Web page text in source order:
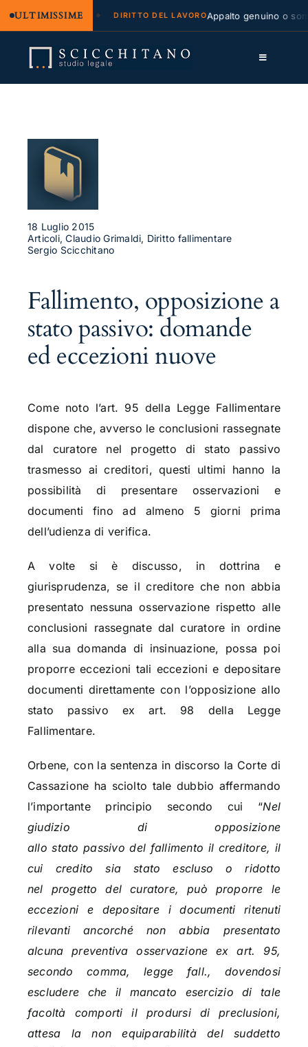
ULTIMISSIME
e regresso DIRITTO DEL LAVOROAppalto genuino o
contenuto
Toggle
Approfondimenti
Contatti
18 Luglio 2015
Articoli, Claudio Grimaldi, Diritto fallimentare
Sergio Scicchitano
Fallimento, opposizione a
stato passivo: domande
ed eccezioni nuove
Come noto l’art. 95 della Legge Fallimentare
dispone che, avverso le conclusioni rassegnate
dal curatore nel progetto di stato passivo
trasmesso ai creditori, questi ultimi hanno la
possibilità di presentare osservazioni e
documenti fino ad almeno 5 giorni prima
dell’udienza di verifica.
A volte si è discusso, in dottrina e
giurisprudenza, se il creditore che non abbia
presentato nessuna osservazione rispetto alle
conclusioni rassegnate dal curatore in ordine
alla sua domanda di insinuazione, possa poi
proporre eccezioni tali eccezioni e depositare
documenti direttamente con l’opposizione allo
stato passivo ex art. 98 della Legge
Fallimentare.
Orbene, con la sentenza in discorso la Corte di
Cassazione ha sciolto tale dubbio affermando
l’importante principio secondo cui “Nel
giudizio di opposizione
allostato passivodel fallimento il creditore, il
cui credito siastatoescluso o ridotto
nel progettodel curatore, può proporre le
eccezioni e depositare i documenti ritenuti
rilevanti ancorché non abbia presentato
alcuna preventiva osservazione ex art. 95,
secondo comma, legge fall., dovendosi
escludere che il mancato esercizio di tale
facoltà comporti il prodursi di preclusioni,
attesa la non equiparabilità del suddetto